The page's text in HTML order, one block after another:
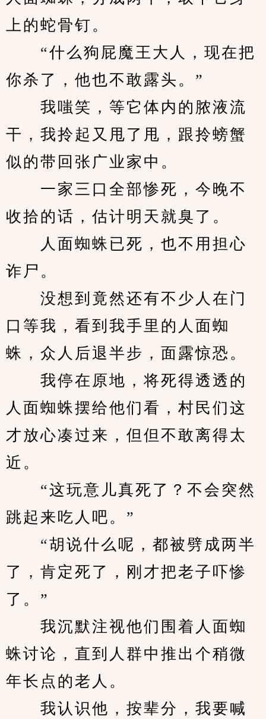
上的蛇骨钉。
“什么狗屁魔王大人，现在把
你杀了，他也不敢露头。”
我嗤笑，等它体内的脓液流
干，我拎起又甩了甩，跟拎螃蟹
似的带回张广业家中。
一家三口全部惨死，今晚不
收拾的话，估计明天就臭了。
人面蜘蛛已死，也不用担心
诈尸。
没想到竟然还有不少人在门
口等我，看到我手里的人面蜘
蛛，众人后退半步，面露惊恐。
我停在原地，将死得透透的
人面蜘蛛摆给他们看，村民们这
才放心凑过来，但但不敢离得太
近。
“这玩意儿真死了？不会突然
跳起来吃人吧。”
“胡说什么呢，都被劈成两半
了，肯定死了，刚才把老子吓惨
了。”
我沉默注视他们围着人面蜘
蛛讨论，直到人群中推出个稍微
年长点的老人。
我认识他，按辈分，我要喊